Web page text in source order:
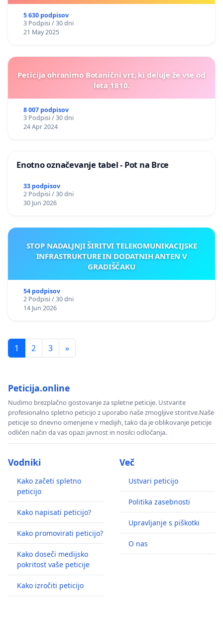
5 630 podpisov
3 Podpisi / 30 dni
21 May 2025
Peticija ohranimo Botanični vrt, ki deluje že vse od
leta 1810.
8 007 podpisov
3 Podpisi / 30 dni
24 Apr 2024
Enotno označevanje tabel - Pot na Brce
33 podpisov
2 Podpisi / 30 dni
30 Jun 2026
STOP NADALJNJI ŠIRITVI TELEKOMUNIKACIJSKE
INFRASTRUKTURE IN DODATNIH ANTEN V
GRADIŠČAKU
54 podpisov
2 Podpisi / 30 dni
14 Jun 2026
1 2 3 »
Peticija.online
Nudimo brezplačno gostovanje za spletne peticije. Ustvarite
profesionalno spletno peticijo z uporabo naše zmogljive storitve.Naše
peticije so dnevno omenjene v medijih, tako da je oblikovanje peticije
odličen način da vas opazi javnost in nosilci odločanja.
Vodniki
Kako začeti spletno
peticijo
Kako napisati peticijo?
Kako promovirati peticijo?
Kako doseči medijsko
pokritost vaše peticije
Kako izročiti peticijo
Več
Ustvari peticijo
Politika zasebnosti
Upravljanje s piškotki
O nas